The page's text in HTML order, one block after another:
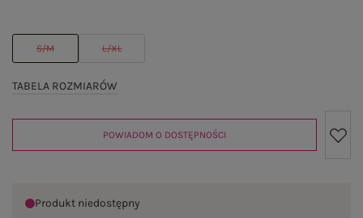
S/M L/XL
TABELA ROZMIARÓW
POWIADOM O DOSTĘPNOŚCI
Produkt niedostępny